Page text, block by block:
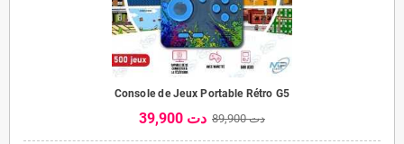
Console de Jeux Portable Rétro G5
39,900 دت 89,900 دت